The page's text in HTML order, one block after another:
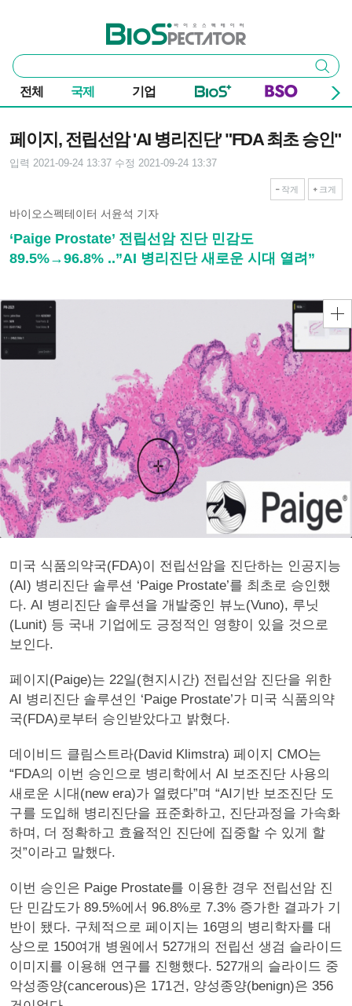
바이오스펙테이터
통
합
검
색
검색
전체 국제 기업
페이지, 전립선암 'AI 병리진단' "FDA 최초 승인"
입력 2021-09-24 13:37 수정 2021-09-24 13:37
작게 크게
바이오스펙테이터 서윤석 기자
‘Paige Prostate’ 전립선암 진단 민감도
89.5%→96.8% ..”AI 병리진단 새로운 시대 열려”
미국 식품의약국(FDA)이 전립선암을 진단하는 인공지능
(AI) 병리진단 솔루션 ‘Paige Prostate’를 최초로 승인했
다. AI 병리진단 솔루션을 개발중인 뷰노(Vuno), 루닛
(Lunit) 등 국내 기업에도 긍정적인 영향이 있을 것으로
보인다.
페이지(Paige)는 22일(현지시간) 전립선암 진단을 위한
AI 병리진단 솔루션인 ‘Paige Prostate’가 미국 식품의약
국(FDA)로부터 승인받았다고 밝혔다.
데이비드 클림스트라(David Klimstra) 페이지 CMO는
“FDA의 이번 승인으로 병리학에서 AI 보조진단 사용의
새로운 시대(new era)가 열렸다”며 “AI기반 보조진단 도
구를 도입해 병리진단을 표준화하고, 진단과정을 가속화
하며, 더 정확하고 효율적인 진단에 집중할 수 있게 할
것”이라고 말했다.
이번 승인은 Paige Prostate를 이용한 경우 전립선암 진
단 민감도가 89.5%에서 96.8%로 7.3% 증가한 결과가 기
반이 됐다. 구체적으로 페이지는 16명의 병리학자를 대
상으로 150여개 병원에서 527개의 전립선 생검 슬라이드
이미지를 이용해 연구를 진행했다. 527개의 슬라이드 중
악성종양(cancerous)은 171건, 양성종양(benign)은 356